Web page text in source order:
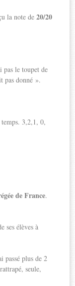
la note de20/20
pas le toupet de
pas donné ».
3,2,1, 0,
de France.
ses élèves à
passé plus de 2
seule,